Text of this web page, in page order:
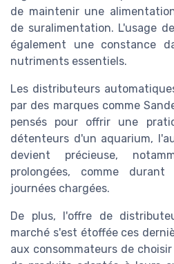
de maintenir une
de suralimentation. L'usage
également une constance
nutriments essentiels.
Les distributeurs
par des marques comme
pensés pour offrir une
détenteurs d'un aquarium,
devient précieuse,
prolongées, comme
journées chargées.
De plus, l'offre de
marché s'est étoffée ces
aux consommateurs de